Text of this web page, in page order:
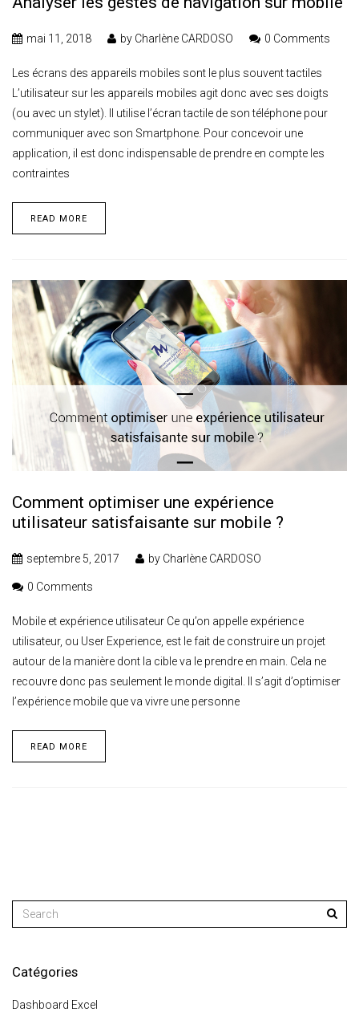
mai 11, 2018 by Charlène CARDOSO 0 Comments
Les écrans des appareils mobiles sont le plus souvent tactiles
L’utilisateur sur les appareils mobiles agit donc avec ses doigts
(ou avec un stylet). Il utilise l’écran tactile de son téléphone pour
communiquer avec son Smartphone. Pour concevoir une
application, il est donc indispensable de prendre en compte les
contraintes
READ MORE
Comment optimiser une expérience
utilisateur satisfaisante sur mobile ?
septembre 5, 2017 by Charlène CARDOSO
0 Comments
Mobile et expérience utilisateur Ce qu’on appelle expérience
utilisateur, ou User Experience, est le fait de construire un projet
autour de la manière dont la cible va le prendre en main. Cela ne
recouvre donc pas seulement le monde digital. Il s’agit d’optimiser
l’expérience mobile que va vivre une personne
READ MORE
Catégories
Dashboard Excel